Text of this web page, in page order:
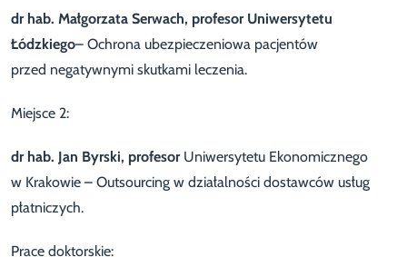
dr hab. Małgorzata Serwach, profesor Uniwersytetu
Łódzkiego– Ochrona ubezpieczeniowa pacjentów
przed negatywnymi skutkami leczenia.
Miejsce 2:
dr hab. Jan Byrski, profesor Uniwersytetu Ekonomicznego
w Krakowie – Outsourcing w działalności dostawców usług
płatniczych.
Prace doktorskie: